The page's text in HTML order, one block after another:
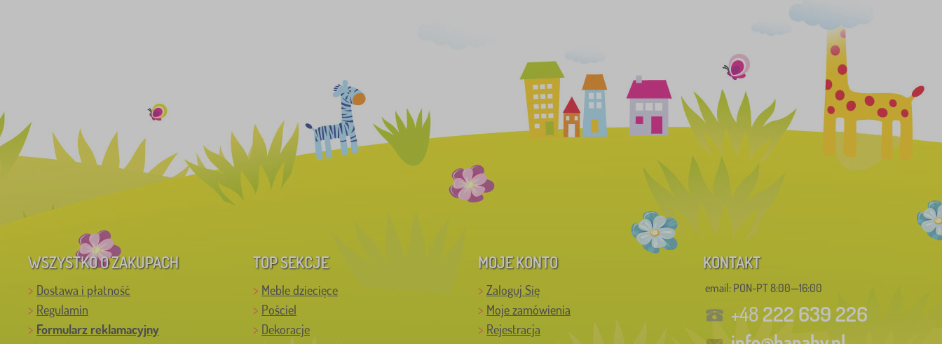
WSZYSTKO O ZAKUPACH
Dostawa i płatność
Regulamin
Formularz reklamacyjny
TOP SEKCJE
Meble dziecięce
Pościel
Dekoracje
MOJE KONTO
Zaloguj Się
Moje zamówienia
Rejestracja
KONTAKT
email: PON-PT 8:00—16:00
+48222 639 226